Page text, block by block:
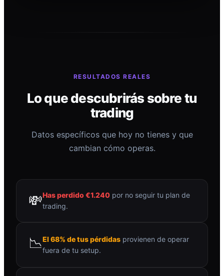
RESULTADOS REALES
Lo que descubrirás sobre tu
trading
Datos específicos que hoy no tienes y que
cambian cómo operas.
💸Has perdido €1.240 por no seguir tu plan de
trading.
📉El 68% de tus pérdidas provienen de operar
fuera de tu setup.